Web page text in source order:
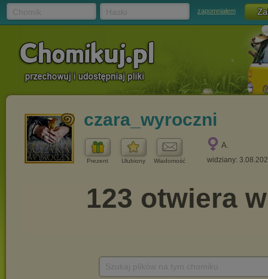
zapomniałem
czara_wyroczni
Prezent Ulubiony Wiadomość
A.
widziany: